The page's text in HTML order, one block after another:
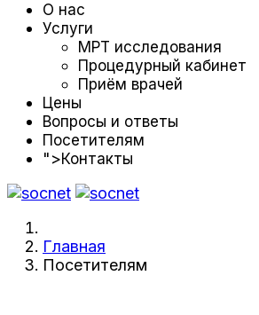
О нас
Услуги
МРТ исследования
Процедурный кабинет
Приём врачей
Цены
Вопросы и ответы
Посетителям
">Контакты
Главная
Посетителям